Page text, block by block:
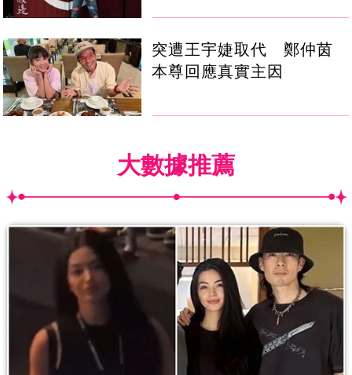
突遭王宇婕取代 鄭仲茵
本尊回應真實主因
大數據推薦